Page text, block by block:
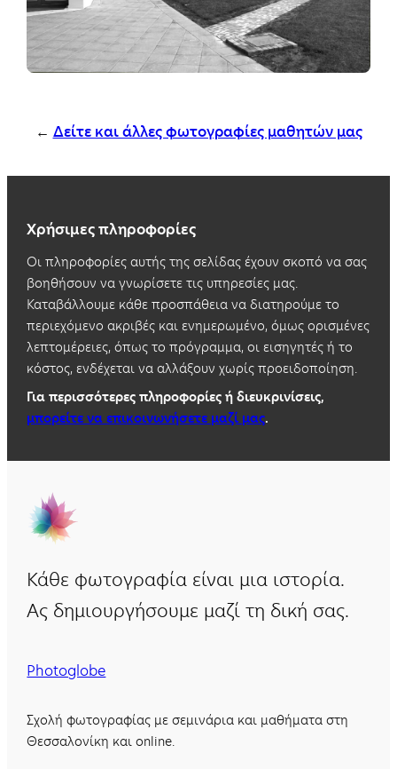
← Δείτε και άλλες φωτογραφίες μαθητών μας
Χρήσιμες πληροφορίες
Οι πληροφορίες αυτής της σελίδας έχουν σκοπό να σας
βοηθήσουν να γνωρίσετε τις υπηρεσίες μας.
Καταβάλλουμε κάθε προσπάθεια να διατηρούμε το
περιεχόμενο ακριβές και ενημερωμένο, όμως ορισμένες
λεπτομέρειες, όπως το πρόγραμμα, οι εισηγητές ή το
κόστος, ενδέχεται να αλλάξουν χωρίς προειδοποίηση.
Για περισσότερες πληροφορίες ή διευκρινίσεις,
μπορείτε να επικοινωνήσετε μαζί μας.
Κάθε φωτογραφία είναι μια ιστορία.
Ας δημιουργήσουμε μαζί τη δική σας.
Photoglobe
Σχολή φωτογραφίας με σεμινάρια και μαθήματα στη
Θεσσαλονίκη και online.